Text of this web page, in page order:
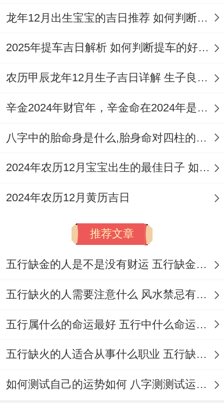
內需每日晨昏焚香祭拜,方可稳固风水格局。
龙年12月出生宝宝的吉日推荐 如何判断吉日是否适合宝宝
2025年提车吉日解析 如何判断提车的好日子
农历甲辰龙年12月生子吉日详解 生子良辰的影响因素
辛金2024年财官年，辛金命在2024年是财官年还是财印年
八字中的胎命身是什么,胎身命对四柱的影响
2024年农历12月宝宝出生的最佳日子 如何挑选适合的吉日
2024年农历12月黄历吉日
推荐文章
五行缺金的人是不是没有财运 五行缺金的人命运好不好
五行缺火的人需要注意什么 风水禁忌有哪些
五行属什么的命运最好 五行中什么命运势旺盛
五行缺火的人适合从事什么职业 五行缺火的人适合从事的职业有哪些
如何测试自己的运势如何 八字测测试运运程